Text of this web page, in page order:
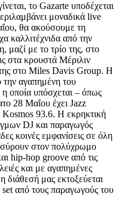
το Gazarte υποδέχεται
μοναδικά live
θα ακούσουμε τη
καλλιτέχνιδα από την
μαζί με το τρίο της, στο
στα κρουστά Μέριλιν
στο Miles Davis Group. Η
αγαπημένη του
οποία υπόσχεται – όπως
28 Μαΐου έχει Jazz
93.6. Η εκρηκτική
DJ και παραγωγός
κοινές εμφανίσεις σε όλη
στον πολύχρωμο
hip-hop groove από τις
και με αγαπημένες
διάθεσή μας εκτοξεύεται
από τους παραγωγούς του